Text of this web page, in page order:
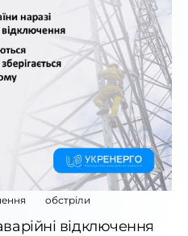
обстріли
відключення